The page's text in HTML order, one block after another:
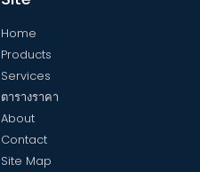
Home
Products
Services
ตารางราคา
About
Contact
Site Map